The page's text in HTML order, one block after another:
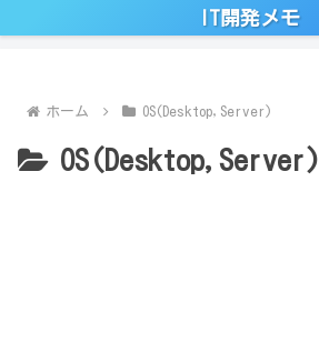
IT開発メモ
ホーム OS(Desktop,Server)
OS(Desktop,Server)